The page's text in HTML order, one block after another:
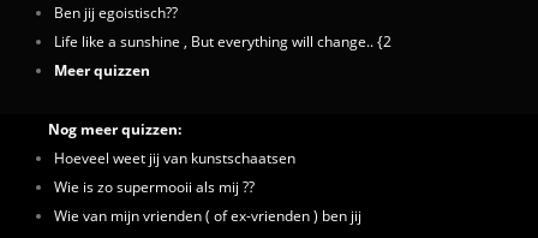
Ben jij egoistisch??
Life like a sunshine , But everything will change.. {2
Meer quizzen
Nog meer quizzen:
Hoeveel weet jij van kunstschaatsen
Wie is zo supermooii als mij ??
Wie van mijn vrienden ( of ex-vrienden ) ben jij